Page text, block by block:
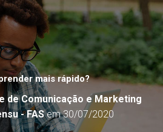
mais rápido?
de Comunicação e Marketing
- FASem30/07/2020